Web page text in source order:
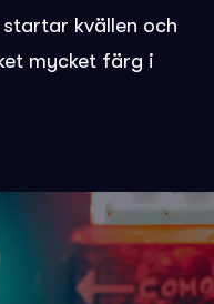
kvällen och
mycket färg i